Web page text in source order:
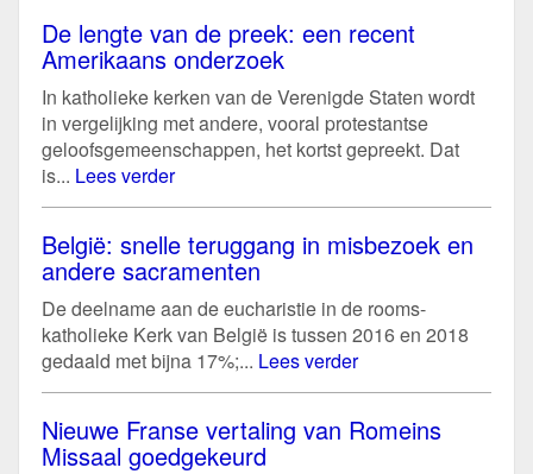
De lengte van de preek: een recent
Amerikaans onderzoek
In katholieke kerken van de Verenigde Staten wordt
in vergelijking met andere, vooral protestantse
geloofsgemeenschappen, het kortst gepreekt. Dat
is... Lees verder
België: snelle teruggang in misbezoek en
andere sacramenten
De deelname aan de eucharistie in de rooms-
katholieke Kerk van België is tussen 2016 en 2018
gedaald met bijna 17%;... Lees verder
Nieuwe Franse vertaling van Romeins
Missaal goedgekeurd